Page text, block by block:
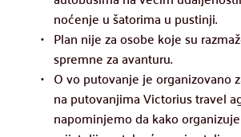
noćenje u šatorima u pustinji.
Plan nije za osobe koje su
spremne za avanturu.
O vo putovanje je organizovano
na putovanjima Victorius travel
napominjemo da kako